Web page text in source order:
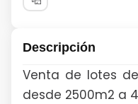
Descripción
Venta de lotes
desde 2500m2 a